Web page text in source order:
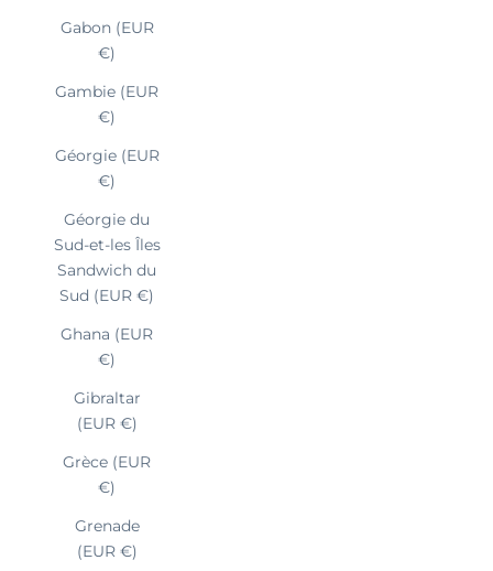
Gabon (EUR
€)
Gambie (EUR
€)
Géorgie (EUR
€)
Géorgie du
Sud-et-les Îles
Sandwich du
Sud (EUR €)
Ghana (EUR
€)
Gibraltar
(EUR €)
Grèce (EUR
€)
Grenade
(EUR €)